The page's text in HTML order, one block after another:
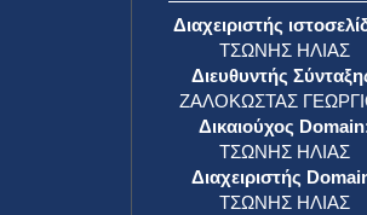
Διαχειριστής
ΤΣΩΝΗΣ ΗΛΙΑΣ
Διευθυντής
ΖΑΛΟΚΩΣΤΑΣ
Δικαιούχος
ΤΣΩΝΗΣ ΗΛΙΑΣ
Διαχειριστής
ΤΣΩΝΗΣ ΗΛΙΑΣ